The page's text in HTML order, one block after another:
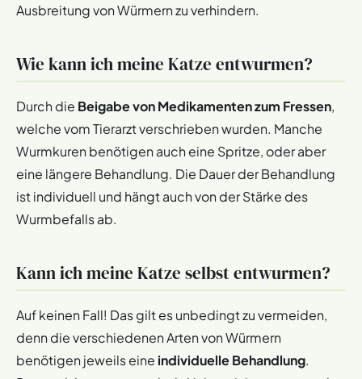
Ausbreitung von Würmern zu verhindern.
Wie kann ich meine Katze entwurmen?
Durch die Beigabe von Medikamenten zum Fressen,
welche vom Tierarzt verschrieben wurden. Manche
Wurmkuren benötigen auch eine Spritze, oder aber
eine längere Behandlung. Die Dauer der Behandlung
ist individuell und hängt auch von der Stärke des
Wurmbefalls ab.
Kann ich meine Katze selbst entwurmen?
Auf keinen Fall! Das gilt es unbedingt zu vermeiden,
denn die verschiedenen Arten von Würmern
benötigen jeweils eine individuelle Behandlung.